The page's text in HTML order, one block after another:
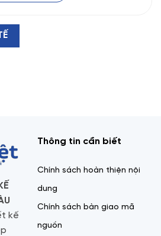
800.000 VND.
kế
Thông tin cần biết
Chính sách hoàn thiện nội
dung
Chính sách bàn giao mã
nguồn